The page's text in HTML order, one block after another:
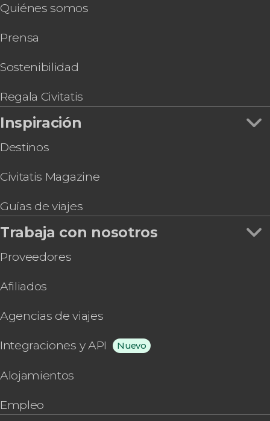
Quiénes somos
Prensa
Sostenibilidad
Regala Civitatis
Inspiración
Destinos
Civitatis Magazine
Guías de viajes
Trabaja con nosotros
Proveedores
Afiliados
Agencias de viajes
Integraciones y API Nuevo
Alojamientos
Empleo